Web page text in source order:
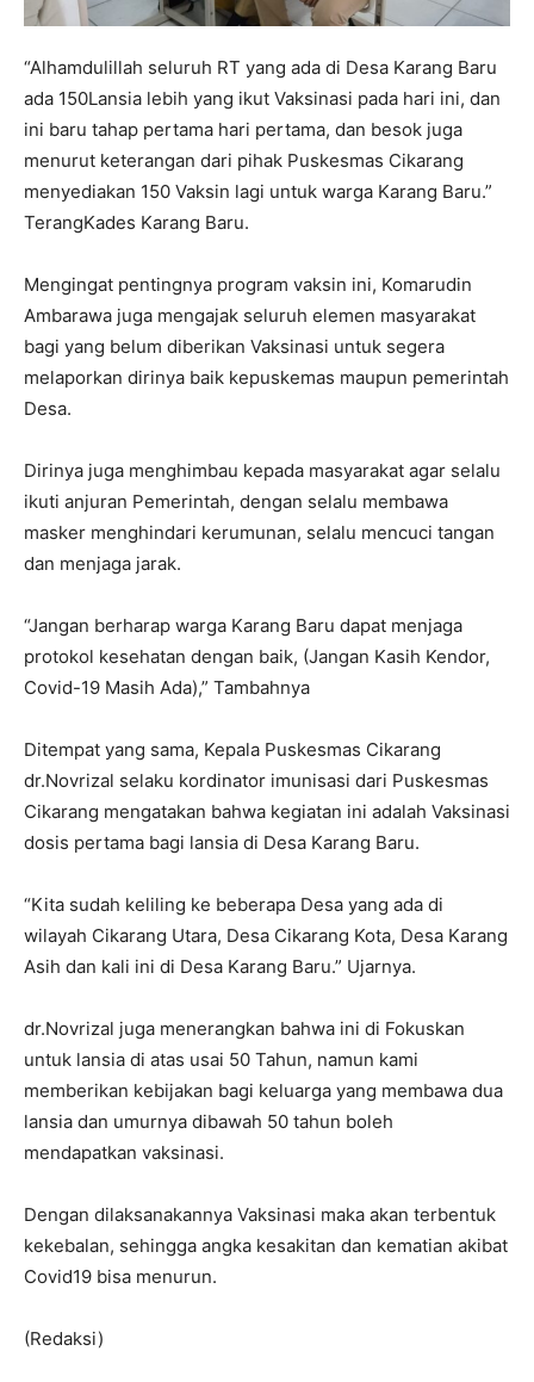
“Alhamdulillah seluruh RT yang ada di Desa Karang Baru
ada 150Lansia lebih yang ikut Vaksinasi pada hari ini, dan
ini baru tahap pertama hari pertama, dan besok juga
menurut keterangan dari pihak Puskesmas Cikarang
menyediakan 150 Vaksin lagi untuk warga Karang Baru.”
TerangKades Karang Baru.
Mengingat pentingnya program vaksin ini, Komarudin
Ambarawa juga mengajak seluruh elemen masyarakat
bagi yang belum diberikan Vaksinasi untuk segera
melaporkan dirinya baik kepuskemas maupun pemerintah
Desa.
Dirinya juga menghimbau kepada masyarakat agar selalu
ikuti anjuran Pemerintah, dengan selalu membawa
masker menghindari kerumunan, selalu mencuci tangan
dan menjaga jarak.
“Jangan berharap warga Karang Baru dapat menjaga
protokol kesehatan dengan baik, (Jangan Kasih Kendor,
Covid-19 Masih Ada),” Tambahnya
Ditempat yang sama, Kepala Puskesmas Cikarang
dr.Novrizal selaku kordinator imunisasi dari Puskesmas
Cikarang mengatakan bahwa kegiatan ini adalah Vaksinasi
dosis pertama bagi lansia di Desa Karang Baru.
“Kita sudah keliling ke beberapa Desa yang ada di
wilayah Cikarang Utara, Desa Cikarang Kota, Desa Karang
Asih dan kali ini di Desa Karang Baru.” Ujarnya.
dr.Novrizal juga menerangkan bahwa ini di Fokuskan
untuk lansia di atas usai 50 Tahun, namun kami
memberikan kebijakan bagi keluarga yang membawa dua
lansia dan umurnya dibawah 50 tahun boleh
mendapatkan vaksinasi.
Dengan dilaksanakannya Vaksinasi maka akan terbentuk
kekebalan, sehingga angka kesakitan dan kematian akibat
Covid19 bisa menurun.
(Redaksi)